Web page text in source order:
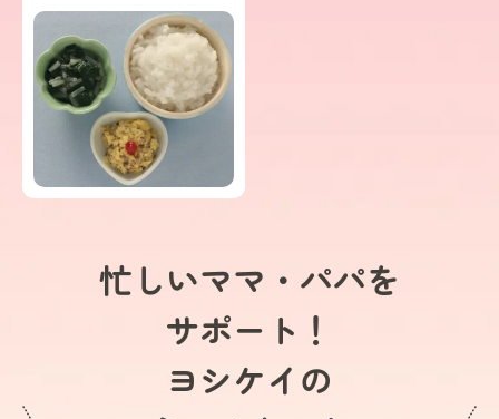
忙しいママ・パパを
サポート！
ヨシケイの